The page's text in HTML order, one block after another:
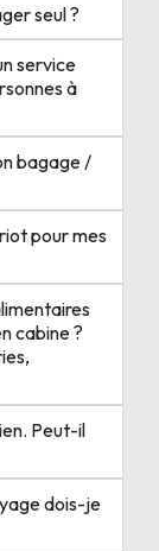
seul ?
service
à
bagage /
pour mes
cabine ?
Peut-il
dois-je